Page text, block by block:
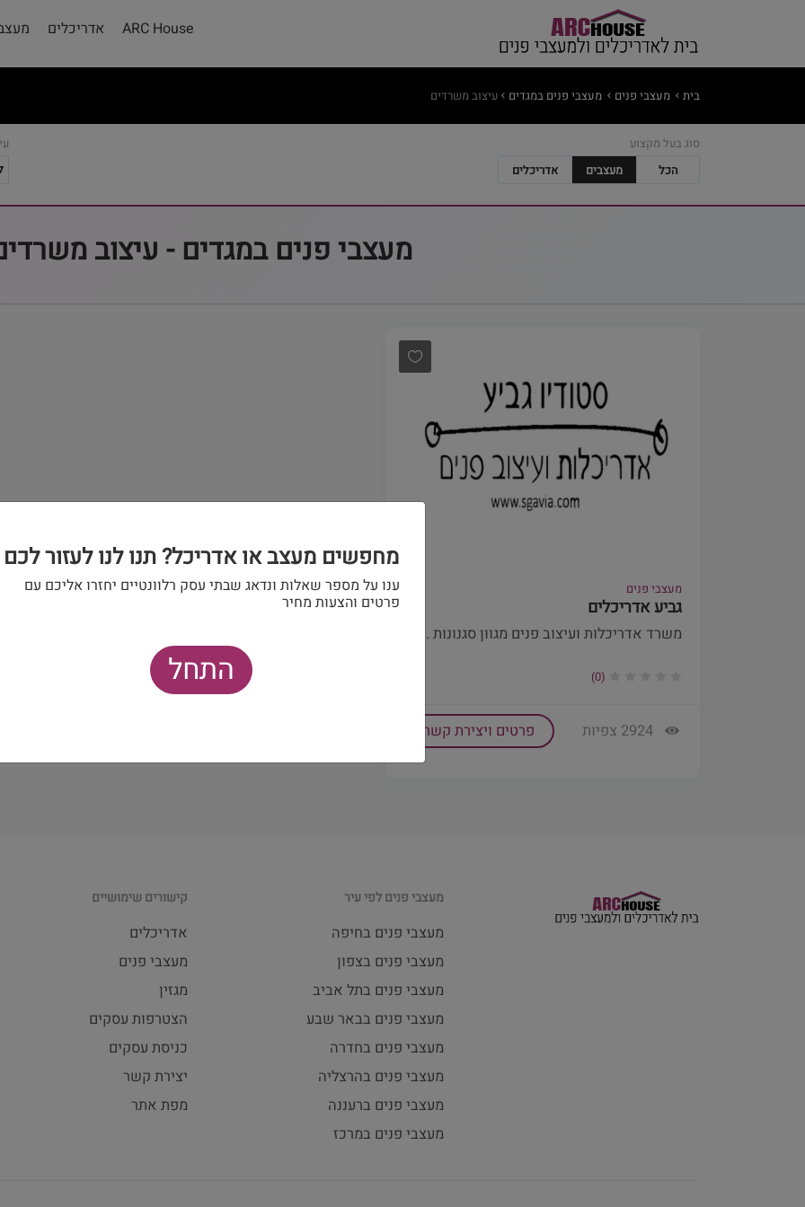
ARC House אדריכלים
בית מעצבי פנים מעצבי פנים במגדים עיצוב משרדים
סוג בעל מקצוע
הכל
מעצבים אדריכלים
מעצבי פנים במגדים - עיצוב
מעצבי פנים
גביע אדריכלים
משרד אדריכלות ועיצוב פנים מגוון סגנונות ...
(0)
פרטים ויצירת קשר
מעצבי פנים לפי עיר
מעצבי פנים בחיפה
מעצבי פנים בצפון
מעצבי פנים בתל אביב
מעצבי פנים בבאר שבע
מעצבי פנים בחדרה
מעצבי פנים בהרצליה
מעצבי פנים ברעננה
מעצבי פנים במרכז
קישורים שימושיים
אדריכלים
מעצבי פנים
מגזין
הצטרפות עסקים
כניסת עסקים
יצירת קשר
מפת אתר
מחפשים מעצב או אדריכל? תנו לנו לעזור לכם
ענו על מספר שאלות ונדאג שבתי עסק רלוונטיים יחזרו אליכם עם
פרטים והצעות מחיר
התחל